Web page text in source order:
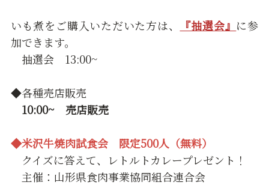
いも煮をご購入いただいた方は、 『抽選会』 に参
加できます。
抽選会 13:00~
◆各種売店販売
10:00~ 売店販売
◆米沢牛焼肉試食会 限定500人（無料）
クイズに答えて、レトルトカレープレゼント！
主催：山形県食肉事業協同組合連合会